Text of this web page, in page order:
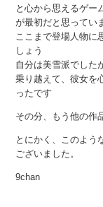
と心から思えるゲー
が最初だと思ってい
ここまで登場人物に
しょう
自分は美雪派でした
乗り越えて、彼女を
ったです
その分、もう他の作
とにかく、このよう
ございました。
9chan